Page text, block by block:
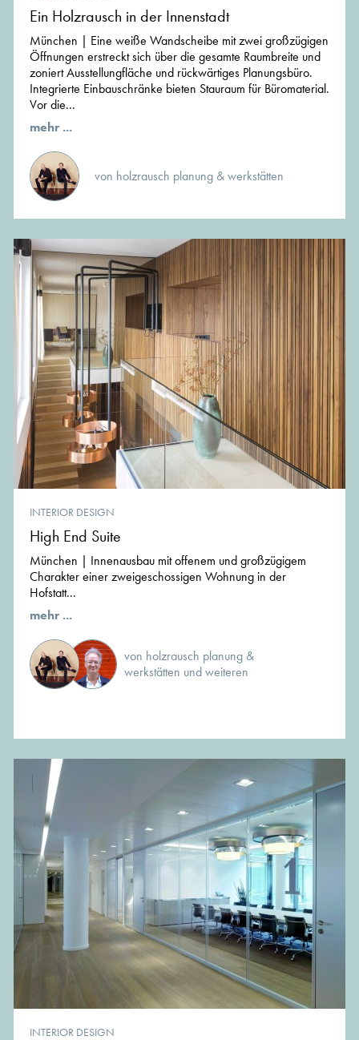
Ein Holzrausch in der Innenstadt
München | Eine weiße Wandscheibe mit zwei großzügigen
Öffnungen erstreckt sich über die gesamte Raumbreite und
zoniert Ausstellungfläche und rückwärtiges Planungsbüro.
Integrierte Einbauschränke bieten Stauraum für Büromaterial.
Vor die...
mehr ...
von holzrausch planung & werkstätten
INTERIOR DESIGN
High End Suite
München | Innenausbau mit offenem und großzügigem
Charakter einer zweigeschossigen Wohnung in der
Hofstatt...
mehr ...
von holzrausch planung &
werkstätten und weiteren
INTERIOR DESIGN